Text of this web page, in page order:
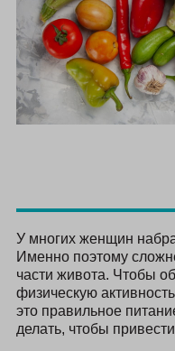
У многих женщин
Именно поэтому
части живота. Чтобы
физическую
это правильное
делать, чтобы